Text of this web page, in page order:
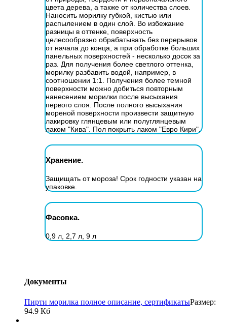
цвета дерева, а также от количества слоев.
Наносить морилку губкой, кистью или
распылением в один слой. Во избежание
разницы в оттенке, поверхность
целесообразно обрабатывать без перерывов
от начала до конца, а при обработке больших
панельных поверхностей - несколько досок за
раз. Для получения более светлого оттенка,
морилку разбавить водой, например, в
соотношении 1:1. Получения более темной
поверхности можно добиться повторным
нанесением морилки после высыхания
первого слоя. После полного высыхания
мореной поверхности произвести защитную
лакировку глянцевым или полуглянцевым
лаком "Кива". Пол покрыть лаком "Евро Кири".
Хранение.
Защищать от мороза! Срок годности указан на
упаковке.
Фасовка.
0,9 л, 2,7 л, 9 л
Документы
Пирти морилка полное описание, сертификатыРазмер:
94.9 Кб